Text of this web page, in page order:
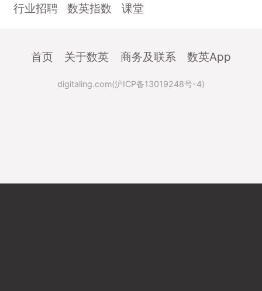
行业招聘
数英指数 课堂
首页 关于数英 商务及联系 数英App
digitaling.com(沪ICP备13019248号-4)